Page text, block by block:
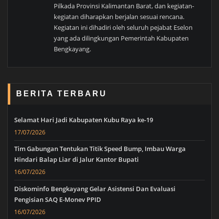
Pilkada Provinsi Kalimantan Barat, dan kegiatan-
kegiatan diharapkan berjalan sesuai rencana.
Kegiatan ini dihadiri oleh seluruh pejabat Eselon
yang ada dilingkungan Pemerintah Kabupaten
Bengkayang.
BERITA TERBARU
Selamat Hari Jadi Kabupaten Kubu Raya ke-19
17/07/2026
Tim Gabungan Tentukan Titik Speed Bump, Imbau Warga
Hindari Balap Liar di Jalur Kantor Bupati
16/07/2026
Diskominfo Bengkayang Gelar Asistensi Dan Evaluasi
Pengisian SAQ E-Monev PPID
16/07/2026